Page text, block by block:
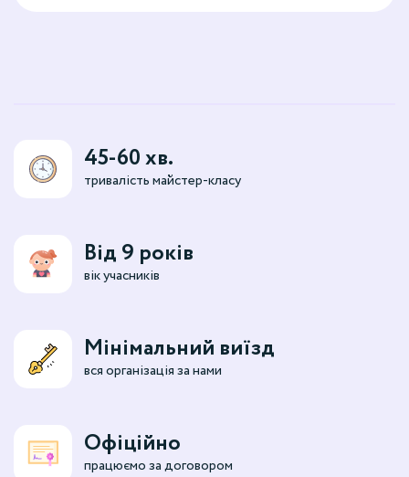
45-60 хв.
тривалість майстер-класу
Від 9 років
вік учасників
Мінімальний виїзд
вся організація за нами
Офіційно
працюємо за договором